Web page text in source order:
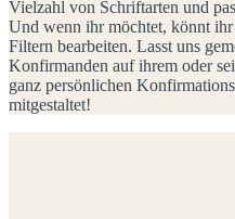
Vielzahl von Schriftarten und
Und wenn ihr möchtet, könnt
Filtern bearbeiten. Lasst uns
Konfirmanden auf ihrem oder
ganz persönlichen
mitgestaltet!